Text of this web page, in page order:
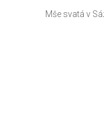
Mše svatá v